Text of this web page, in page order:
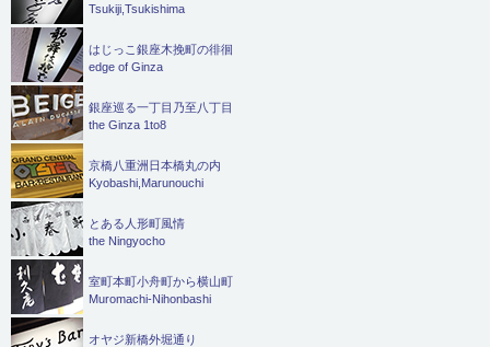
Tsukiji,Tsukishima
はじっこ銀座木挽町の徘徊
edge of Ginza
銀座巡る一丁目乃至八丁目
the Ginza 1to8
京橋八重洲日本橋丸の内
Kyobashi,Marunouchi
とある人形町風情
the Ningyocho
室町本町小舟町から横山町
Muromachi-Nihonbashi
オヤジ新橋外堀通り